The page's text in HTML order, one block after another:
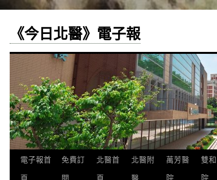
《今日北醫》電子報
跳
至
電子報首
頁
免費訂
閱
北醫首
頁
北醫附
醫
萬芳醫
院
雙
院